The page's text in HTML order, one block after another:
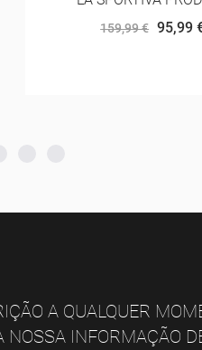
150,00 € 120,00
A QUALQUER
NOSSA INFORMAÇÃO